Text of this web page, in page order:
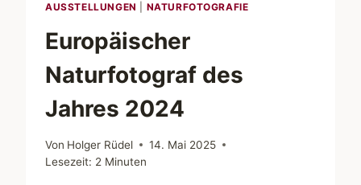
AUSSTELLUNGEN NATURFOTOGRAFIE
Europäischer
Naturfotograf des
Jahres 2024
Von Holger Rüdel
14. Mai 2025
Lesezeit: 2 Minuten